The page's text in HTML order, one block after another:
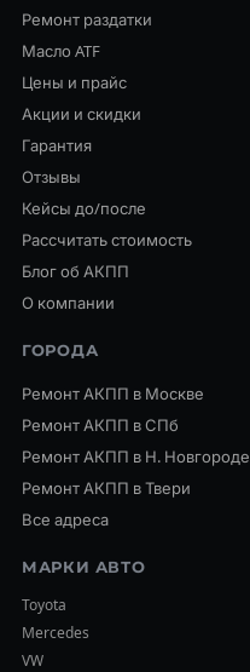
Ремонт раздатки
Масло ATF
Цены и прайс
Акции и скидки
Гарантия
Отзывы
Кейсы до/после
Рассчитать стоимость
Блог об АКПП
О компании
ГОРОДА
Ремонт АКПП в Москве
Ремонт АКПП в СПб
Ремонт АКПП в Н. Новгороде
Ремонт АКПП в Твери
Все адреса
МАРКИ АВТО
Toyota
Mercedes
VW